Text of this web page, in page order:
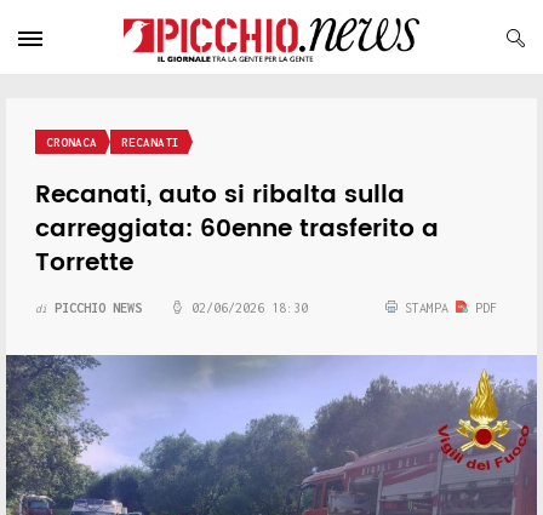
CRONACA RECANATI
Recanati, auto si ribalta sulla
carreggiata: 60enne trasferito a
Torrette
di PICCHIO NEWS 02/06/2026 18:30 STAMPA PDF